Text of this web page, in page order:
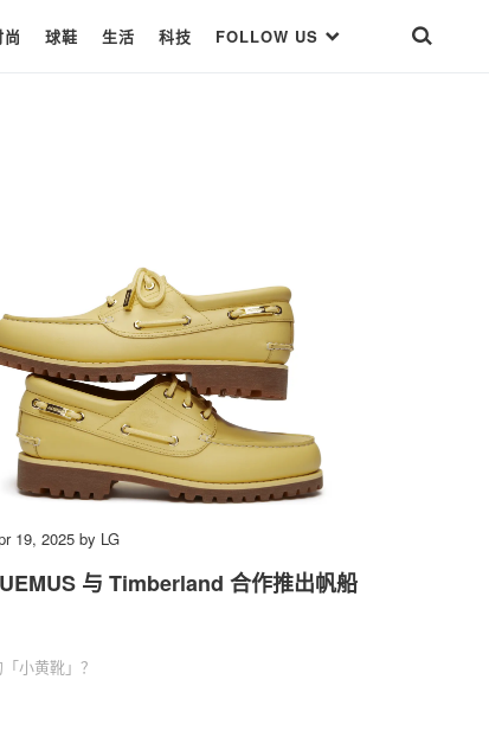
尚 球鞋 生活 科技 FOLLOW US
19, 2025 by LG
与 Timberland 合作推出帆船
小黄靴」？